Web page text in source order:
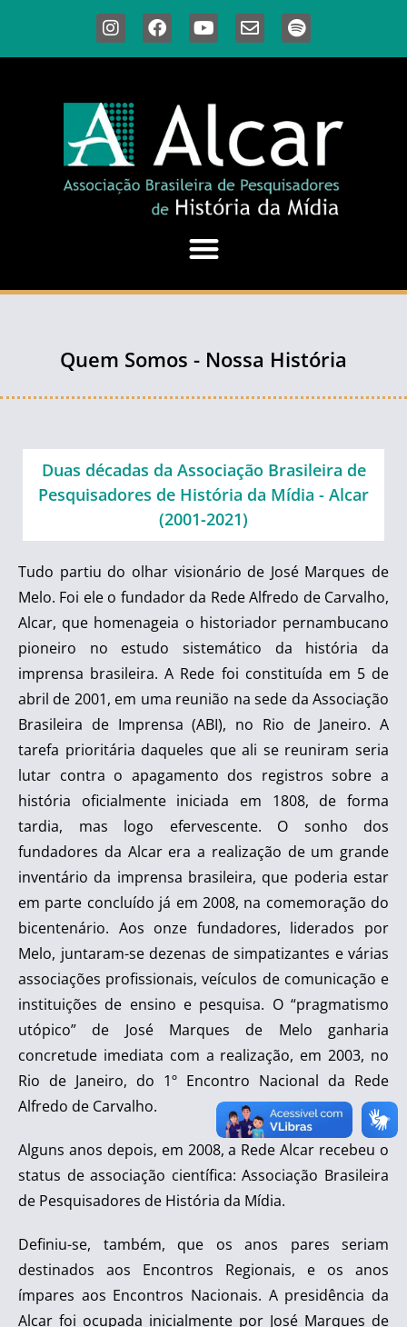
Quem Somos - Nossa História
Duas décadas da Associação Brasileira de
Pesquisadores de História da Mídia - Alcar
(2001-2021)
Tudo partiu do olhar visionário de José Marques de
Melo. Foi ele o fundador da Rede Alfredo de Carvalho,
Alcar, que homenageia o historiador pernambucano
pioneiro no estudo sistemático da história da
imprensa brasileira. A Rede foi constituída em 5 de
abril de 2001, em uma reunião na sede da Associação
Brasileira de Imprensa (ABI), no Rio de Janeiro. A
tarefa prioritária daqueles que ali se reuniram seria
lutar contra o apagamento dos registros sobre a
história oficialmente iniciada em 1808, de forma
tardia, mas logo efervescente. O sonho dos
fundadores da Alcar era a realização de um grande
inventário da imprensa brasileira, que poderia estar
em parte concluído já em 2008, na comemoração do
bicentenário. Aos onze fundadores, liderados por
Melo, juntaram-se dezenas de simpatizantes e várias
associações profissionais, veículos de comunicação e
instituições de ensino e pesquisa. O “pragmatismo
utópico” de José Marques de Melo ganharia
concretude imediata com a realização, em 2003, no
Rio de Janeiro, do 1º Encontro Nacional da Rede
Alfredo de Carvalho.
Alguns anos depois, em 2008, a Rede Alcar recebeu o
status de associação científica: Associação Brasileira
de Pesquisadores de História da Mídia.
Definiu-se, também, que os anos pares seriam
destinados aos Encontros Regionais, e os anos
ímpares aos Encontros Nacionais. A presidência da
Alcar foi ocupada inicialmente por José Marques de